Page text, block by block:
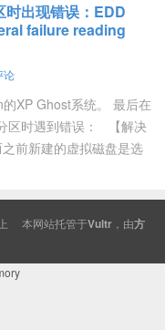
时出现错误：EDD
failure reading
论
XP Ghost系统。 最后在
区时遇到错误： 【解决
前新建的虚拟磁盘是选
本网站托管于Vultr ，由方